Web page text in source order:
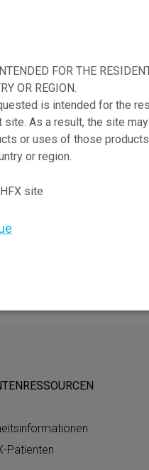
Patienten
FOR THE
OR REGION.
is intended for the
As a result, the site
or uses of those
or region.
site